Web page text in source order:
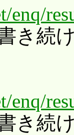
enq/
き続
enq/
き続